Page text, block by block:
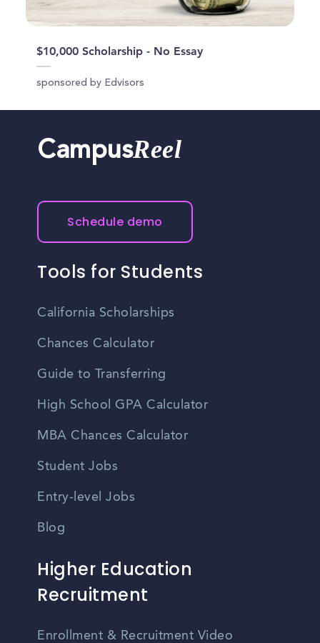
$10,000 Scholarship - No Essay
sponsored by Edvisors
CampusReel
Schedule demo
Tools for Students
California Scholarships
Chances Calculator
Guide to Transferring
High School GPA Calculator
MBA Chances Calculator
Student Jobs
Entry-level Jobs
Blog
Higher Education
Recruitment
Enrollment & Recruitment Video